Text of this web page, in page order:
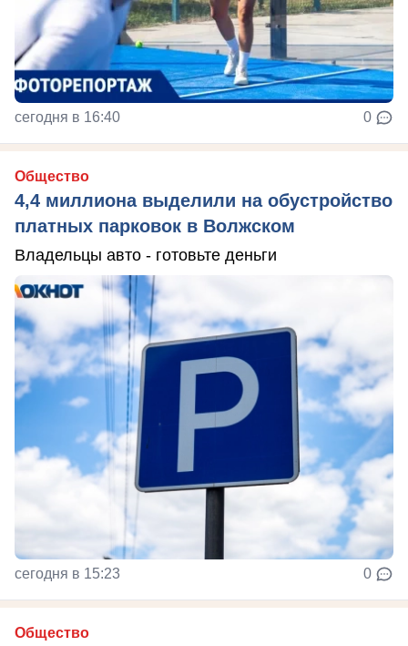
сегодня в 16:40 0
Общество
4,4 миллиона выделили на обустройство
платных парковок в Волжском
Владельцы авто - готовьте деньги
сегодня в 15:23 0
Общество